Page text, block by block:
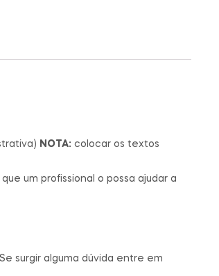
NOTA: colocar os textos
um profissional o possa ajudar a
surgir alguma dúvida entre em